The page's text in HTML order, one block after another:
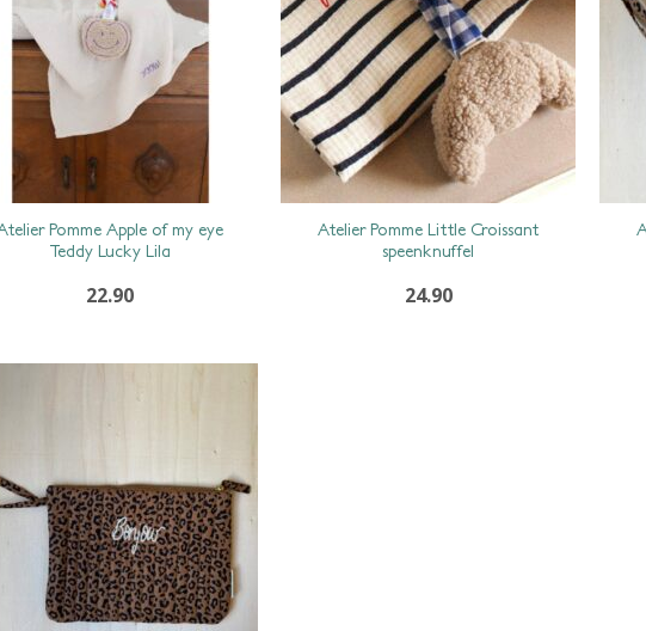
Pomme Apple of my eye
Teddy Lucky Lila
22.90
Atelier Pomme Little Croissant
speenknuffel
24.90